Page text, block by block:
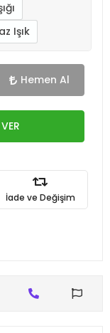
Işık
Hemen Al
İade ve Değişim